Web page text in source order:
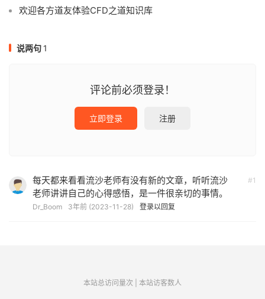
欢迎各方道友体验CFD之道知识库
说两句 1
评论前必须登录！
立即登录 注册
#1
每天都来看看流沙老师有没有新的文章，听听流沙
老师讲讲自己的心得感悟，是一件很亲切的事情。
Dr_Boom 3年前 (2023-11-28) 登录以回复
本站总访问量次 本站访客数人